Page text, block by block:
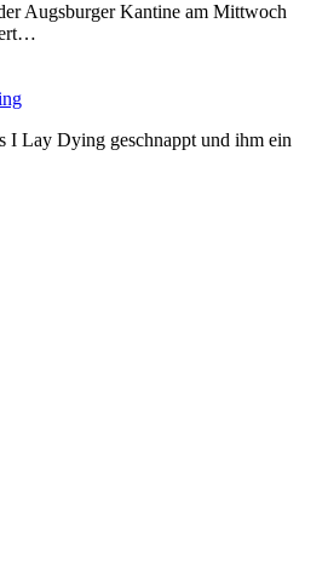
Augsburger Kantine am Mittwoch
I Lay Dying geschnappt und ihm ein